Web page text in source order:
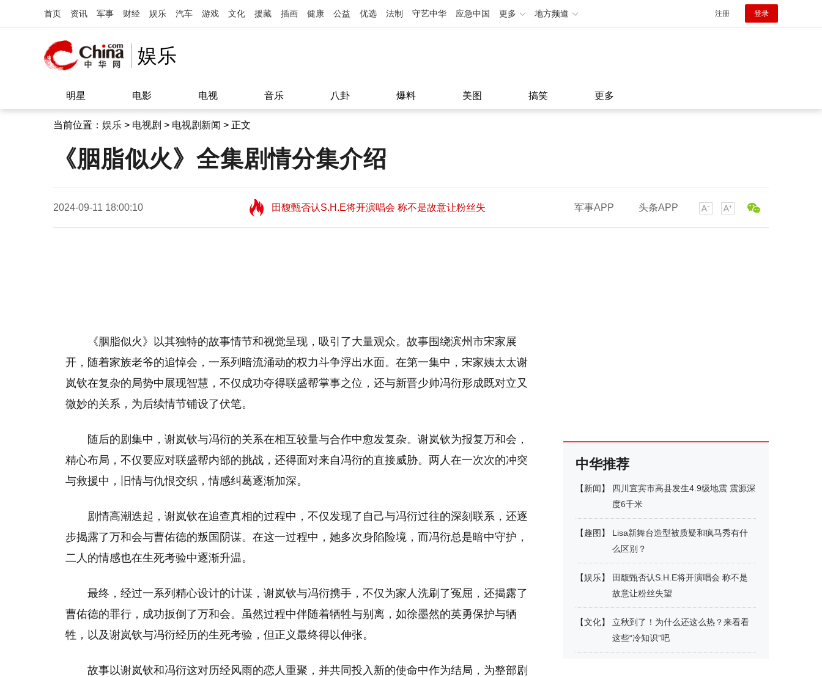
首页 资讯 军事 财经 娱乐 汽车 游戏 文化 援藏 插画 健康 公益 优选 法制 守艺中华 应急中国 更多 地方频道 注册 登录
娱乐
明星 电影 电视 音乐 八卦 爆料 美图 搞笑 更多
当前位置： 娱乐 > 电视剧 > 电视剧新闻 > 正文
《胭脂似火》全集剧情分集介绍
2024-09-11 18:00:10
田馥甄否认S.H.E将开演唱会 称不是故意让粉丝失
望11:08
田馥甄否认S.H.E将开演唱会 称不是故意让粉丝失
军事APP 头条APP
《胭脂似火》以其独特的故事情节和视觉呈现，吸引了大量观众。故事围绕滨州市宋家展
开，随着家族老爷的追悼会，一系列暗流涌动的权力斗争浮出水面。在第一集中，宋家姨太太谢
岚钦在复杂的局势中展现智慧，不仅成功夺得联盛帮掌事之位，还与新晋少帅冯衍形成既对立又
微妙的关系，为后续情节铺设了伏笔。
随后的剧集中，谢岚钦与冯衍的关系在相互较量与合作中愈发复杂。谢岚钦为报复万和会，
精心布局，不仅要应对联盛帮内部的挑战，还得面对来自冯衍的直接威胁。两人在一次次的冲突
与救援中，旧情与仇恨交织，情感纠葛逐渐加深。
剧情高潮迭起，谢岚钦在追查真相的过程中，不仅发现了自己与冯衍过往的深刻联系，还逐
步揭露了万和会与曹佑德的叛国阴谋。在这一过程中，她多次身陷险境，而冯衍总是暗中守护，
二人的情感也在生死考验中逐渐升温。
最终，经过一系列精心设计的计谋，谢岚钦与冯衍携手，不仅为家人洗刷了冤屈，还揭露了
曹佑德的罪行，成功扳倒了万和会。虽然过程中伴随着牺牲与别离，如徐墨然的英勇保护与牺
牲，以及谢岚钦与冯衍经历的生死考验，但正义最终得以伸张。
故事以谢岚钦和冯衍这对历经风雨的恋人重聚，并共同投入新的使命中作为结局，为整部剧
中华推荐
【新闻】
四川宜宾市高县发生4.9级地震 震源深
度6千米
【趣图 】
Lisa新舞台造型被质疑和疯马秀有什
么区别？
【娱乐】
田馥甄否认S.H.E将开演唱会 称不是
故意让粉丝失望
【文化】
立秋到了！为什么还这么热？来看看
这些“冷知识”吧